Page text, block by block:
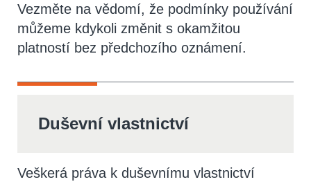
Vezměte na vědomí, že podmínky používání
můžeme kdykoli změnit s okamžitou
platností bez předchozího oznámení.
Duševní vlastnictví
Veškerá práva k duševnímu vlastnictví